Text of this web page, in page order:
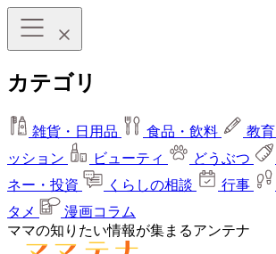
カテゴリ
雑貨・日用品 食品・飲料 教育
ッション
ビューティ どうぶつ
ネー・投資
くらしの相談 行事
タメ
漫画コラム
ママの知りたい情報が集まるアンテナ